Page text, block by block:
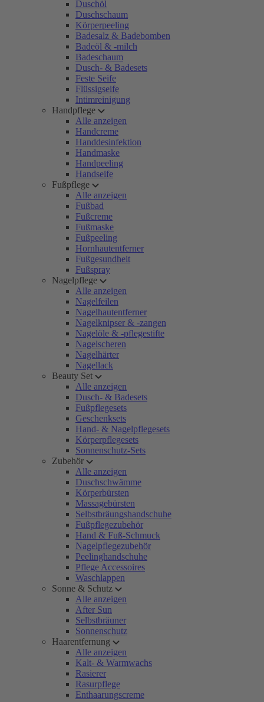
Duschöl
Duschschaum
Körperpeeling
Badesalz & Badebomben
Badeöl & -milch
Badeschaum
Dusch- & Badesets
Feste Seife
Flüssigseife
Intimreinigung
Handpflege
Alle anzeigen
Handcreme
Handdesinfektion
Handmaske
Handpeeling
Handseife
Fußpflege
Alle anzeigen
Fußbad
Fußcreme
Fußmaske
Fußpeeling
Hornhautentferner
Fußgesundheit
Fußspray
Nagelpflege
Alle anzeigen
Nagelfeilen
Nagelhautentferner
Nagelknipser & -zangen
Nagelöle & -pflegestifte
Nagelscheren
Nagelhärter
Nagellack
Beauty Set
Alle anzeigen
Dusch- & Badesets
Fußpflegesets
Geschenksets
Hand- & Nagelpflegesets
Körperpflegesets
Sonnenschutz-Sets
Zubehör
Alle anzeigen
Duschschwämme
Körperbürsten
Massagebürsten
Selbstbräungshandschuhe
Fußpflegezubehör
Hand & Fuß-Schmuck
Nagelpflegezubehör
Peelinghandschuhe
Pflege Accessoires
Waschlappen
Sonne & Schutz
Alle anzeigen
After Sun
Selbstbräuner
Sonnenschutz
Haarentfernung
Alle anzeigen
Kalt- & Warmwachs
Rasierer
Rasurpflege
Enthaarungscreme